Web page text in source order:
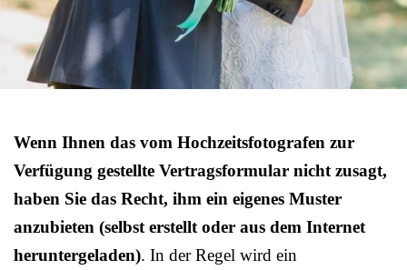
Wenn Ihnen das vom Hochzeitsfotografen zur
Verfügung gestellte Vertragsformular nicht zusagt,
haben Sie das Recht, ihm ein eigenes Muster
anzubieten (selbst erstellt oder aus dem Internet
heruntergeladen). In der Regel wird ein